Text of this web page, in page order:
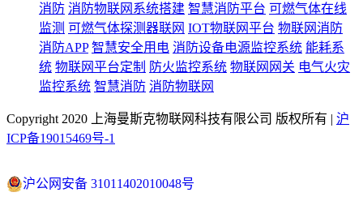
消防 消防物联网系统搭建 智慧消防平台 可燃气体在线
监测 可燃气体探测器联网 IOT物联网平台 物联网消防
消防APP 智慧安全用电 消防设备电源监控系统 能耗系
统 物联网平台定制 防火监控系统 物联网网关 电气火灾
监控系统 智慧消防 消防物联网
Copyright 2020 上海曼斯克物联网科技有限公司 版权所有 | 沪
ICP备19015469号-1
沪公网安备 31011402010048号